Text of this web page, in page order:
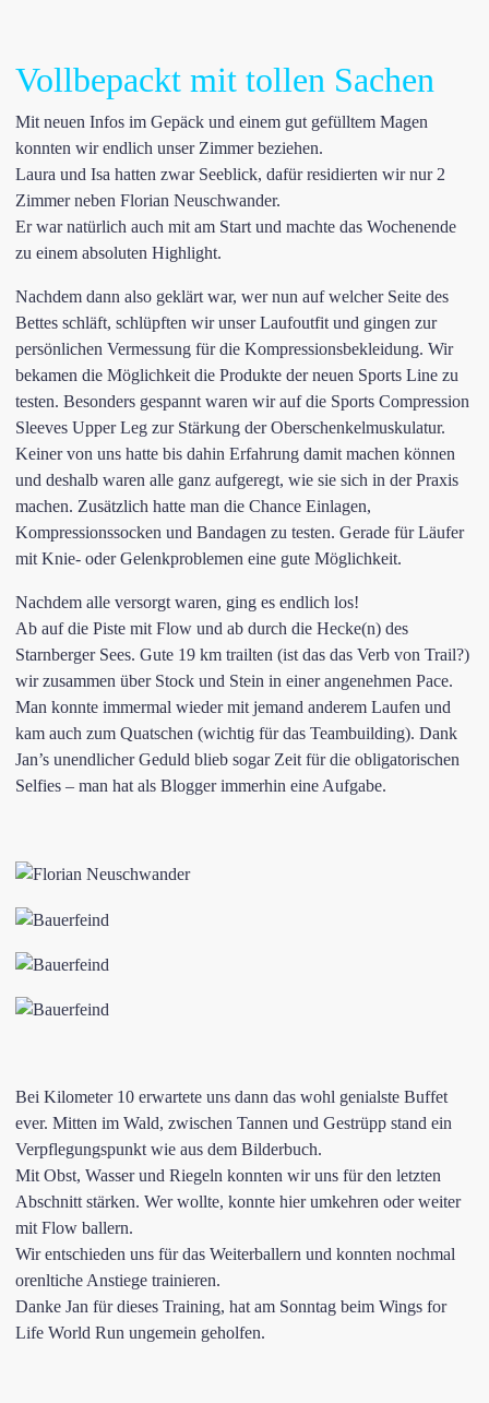
Vollbepackt mit tollen Sachen
Mit neuen Infos im Gepäck und einem gut gefülltem Magen
konnten wir endlich unser Zimmer beziehen.
Laura und Isa hatten zwar Seeblick, dafür residierten wir nur 2
Zimmer neben Florian Neuschwander.
Er war natürlich auch mit am Start und machte das Wochenende
zu einem absoluten Highlight.
Nachdem dann also geklärt war, wer nun auf welcher Seite des
Bettes schläft, schlüpften wir unser Laufoutfit und gingen zur
persönlichen Vermessung für die Kompressionsbekleidung. Wir
bekamen die Möglichkeit die Produkte der neuen Sports Line zu
testen. Besonders gespannt waren wir auf die Sports Compression
Sleeves Upper Leg zur Stärkung der Oberschenkelmuskulatur.
Keiner von uns hatte bis dahin Erfahrung damit machen können
und deshalb waren alle ganz aufgeregt, wie sie sich in der Praxis
machen. Zusätzlich hatte man die Chance Einlagen,
Kompressionssocken und Bandagen zu testen. Gerade für Läufer
mit Knie- oder Gelenkproblemen eine gute Möglichkeit.
Nachdem alle versorgt waren, ging es endlich los!
Ab auf die Piste mit Flow und ab durch die Hecke(n) des
Starnberger Sees. Gute 19 km trailten (ist das das Verb von Trail?)
wir zusammen über Stock und Stein in einer angenehmen Pace.
Man konnte immermal wieder mit jemand anderem Laufen und
kam auch zum Quatschen (wichtig für das Teambuilding). Dank
Jan’s unendlicher Geduld blieb sogar Zeit für die obligatorischen
Selfies – man hat als Blogger immerhin eine Aufgabe.
Bei Kilometer 10 erwartete uns dann das wohl genialste Buffet
ever. Mitten im Wald, zwischen Tannen und Gestrüpp stand ein
Verpflegungspunkt wie aus dem Bilderbuch.
Mit Obst, Wasser und Riegeln konnten wir uns für den letzten
Abschnitt stärken. Wer wollte, konnte hier umkehren oder weiter
mit Flow ballern.
Wir entschieden uns für das Weiterballern und konnten nochmal
orenltiche Anstiege trainieren.
Danke Jan für dieses Training, hat am Sonntag beim Wings for
Life World Run ungemein geholfen.